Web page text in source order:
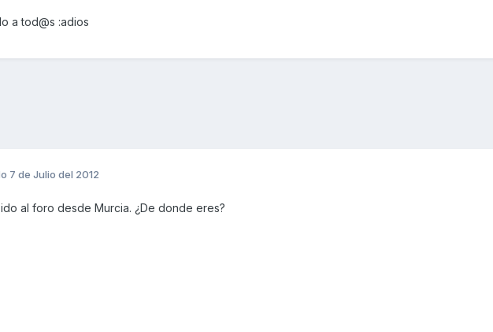
a tod@s :adios
7 de Julio del 2012
al foro desde Murcia. ¿De donde eres?